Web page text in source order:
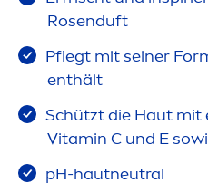
Rosenduft
Pflegt mit seiner
enthält
Schützt die Haut mit
Vitamin C und E
pH-hautneutral